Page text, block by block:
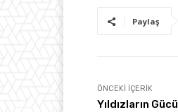
Paylaş
ÖNCEKI İÇERIK
Yıldızların Gücü